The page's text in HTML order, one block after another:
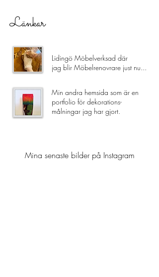
Länkar
Lidingö Möbelverksad där
jag blir Möbelrenovrare just nu...
Min andra hemsida som är en
portfolio för dekorations-
målningar jag har gjort.
Mina senaste bilder på Instagram